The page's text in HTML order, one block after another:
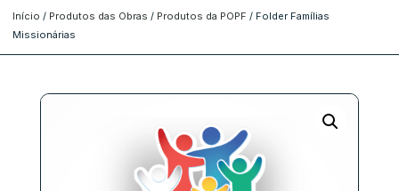
Início / Produtos das Obras / Produtos da POPF / Folder Famílias
Missionárias